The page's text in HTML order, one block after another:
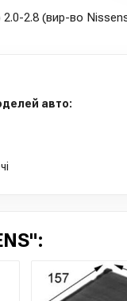
2.0-2.8 (вир-во
авто: